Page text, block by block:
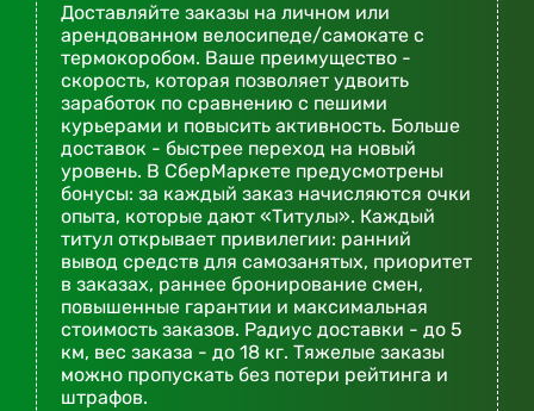
Доставляйте заказы на личном или
арендованном велосипеде/самокате с
термокоробом. Ваше преимущество -
скорость, которая позволяет удвоить
заработок по сравнению с пешими
курьерами и повысить активность. Больше
доставок - быстрее переход на новый
уровень. В СберМаркете предусмотрены
бонусы: за каждый заказ начисляются очки
опыта, которые дают «Титулы». Каждый
титул открывает привилегии: ранний
вывод средств для самозанятых, приоритет
в заказах, раннее бронирование смен,
повышенные гарантии и максимальная
стоимость заказов. Радиус доставки - до 5
км, вес заказа - до 18 кг. Тяжелые заказы
можно пропускать без потери рейтинга и
штрафов.